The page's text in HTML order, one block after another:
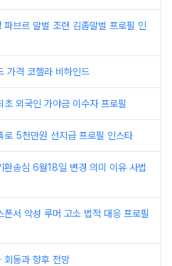
파브르 말벌 조련 김좀말벌 프로필 인
가격 코첼라 비하인드
외국인 가야금 이수자 프로필
로 5천만원 선지급 프로필 인스타
환송심 6월18일 변경 의미 이유 사법
폰서 악성 루머 고소 법적 대응 프로필
회동과 향후 전망